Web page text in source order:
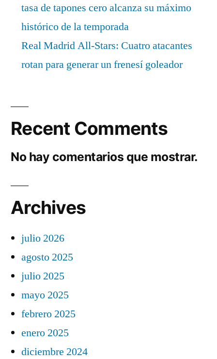
tasa de tapones cero alcanza su máximo
histórico de la temporada
Real Madrid All-Stars: Cuatro atacantes
rotan para generar un frenesí goleador
Recent Comments
No hay comentarios que mostrar.
Archives
julio 2026
agosto 2025
julio 2025
mayo 2025
febrero 2025
enero 2025
diciembre 2024